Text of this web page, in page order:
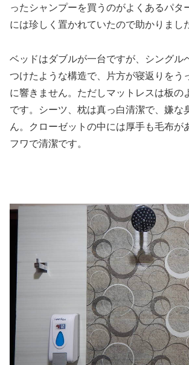
ったシャンプーを買うのがよくあるパタ
には珍しく置かれていたので助かりまし
ベッドはダブルが一台ですが、シングル
つけたような構造で、片方が寝返りをう
に響きません。ただしマットレスは板の
です。シーツ、枕は真っ白清潔で、嫌な
ん。クローゼットの中には厚手も毛布が
フワで清潔です。